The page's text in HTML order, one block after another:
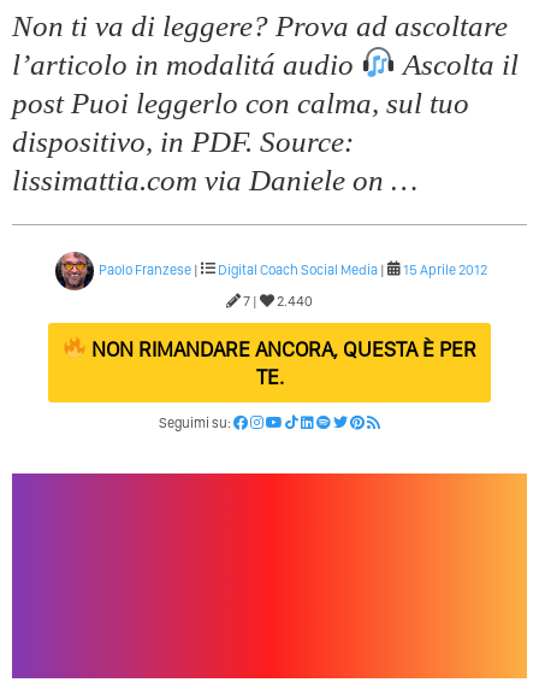
Perché Non Guadagni Sui Social Media? Probabilmente
Tutto Peggiorerà
Quali Sono Gli Errori Della Comunicazione Politica? Il
Caso Delle Braccia Incrociate
Come Promuoversi Nel Wedding? Il Mio Intervento Per
L’Accademia Del Wedding
Non ti va di leggere? Prova ad ascoltare
l’articolo in modalitá audio
Ascolta il
post Puoi leggerlo con calma, sul tuo
dispositivo, in PDF. Source:
lissimattia.com via Daniele on …
Paolo Franzese| Digital Coach Social Media|
15 Aprile 2012
7 |
2.440
NON RIMANDARE ANCORA, QUESTA È PER
TE.
Seguimi su: